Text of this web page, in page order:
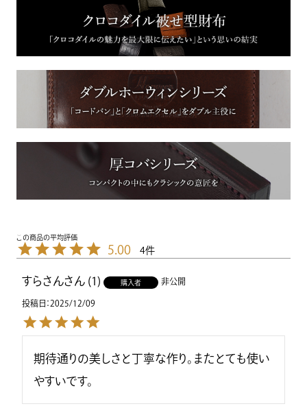
5.00 4
すらさん 1 購入者 非公開
投稿日 2025/12/09
期待通りの美しさと丁寧な作り。またとても使い
やすいです。